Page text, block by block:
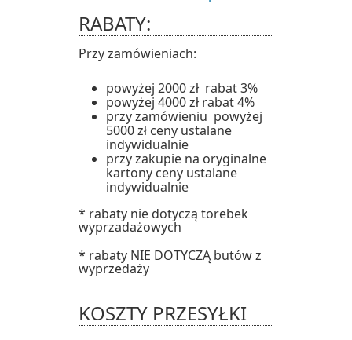
RABATY:
Przy zamówieniach:
powyżej 2000 zł rabat 3%
powyżej 4000 zł rabat 4%
przy zamówieniu powyżej
5000 zł ceny ustalane
indywidualnie
przy zakupie na oryginalne
kartony ceny ustalane
indywidualnie
* rabaty nie dotyczą torebek
wyprzadażowych
* rabaty NIE DOTYCZĄ butów z
wyprzedaży
KOSZTY PRZESYŁKI